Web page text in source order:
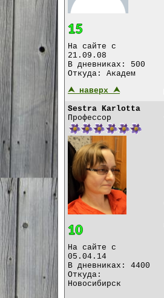
На сайте с
21.09.08
В дневниках: 500
Откуда: Академ
⮝ наверх ⮝
Sestra Karlotta
Профессор
На сайте с
05.04.14
В дневниках: 4400
Откуда:
Новосибирск